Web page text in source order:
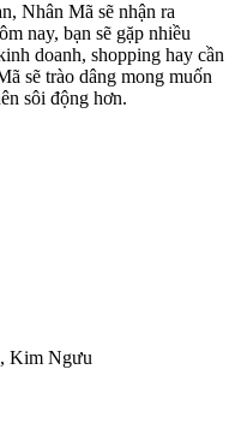
Nhân Mã sẽ nhận ra
nay, bạn sẽ gặp nhiều
doanh, shopping hay cần
sẽ trào dâng mong muốn
sôi động hơn.
Kim Ngưu